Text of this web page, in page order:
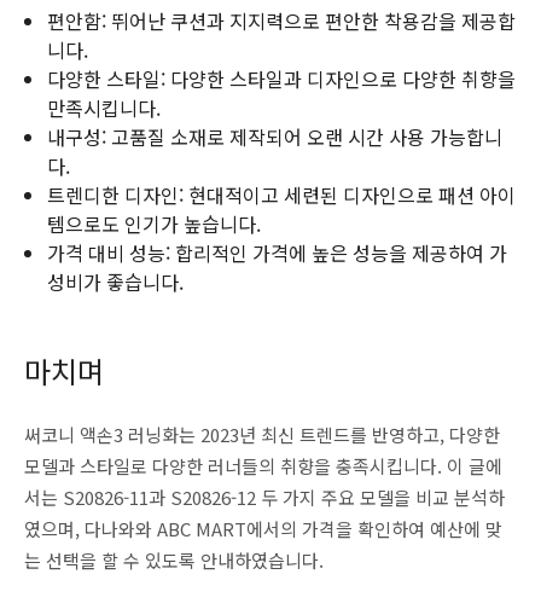
편안함: 뛰어난 쿠션과 지지력으로 편안한 착용감을 제공합
니다.
다양한 스타일: 다양한 스타일과 디자인으로 다양한 취향을
만족시킵니다.
내구성: 고품질 소재로 제작되어 오랜 시간 사용 가능합니
다.
트렌디한 디자인: 현대적이고 세련된 디자인으로 패션 아이
템으로도 인기가 높습니다.
가격 대비 성능: 합리적인 가격에 높은 성능을 제공하여 가
성비가 좋습니다.
마치며
써코니 액손3 러닝화는 2023년 최신 트렌드를 반영하고, 다양한
모델과 스타일로 다양한 러너들의 취향을 충족시킵니다. 이 글에
서는 S20826-11과 S20826-12 두 가지 주요 모델을 비교 분석하
였으며, 다나와와 ABC MART에서의 가격을 확인하여 예산에 맞
는 선택을 할 수 있도록 안내하였습니다.